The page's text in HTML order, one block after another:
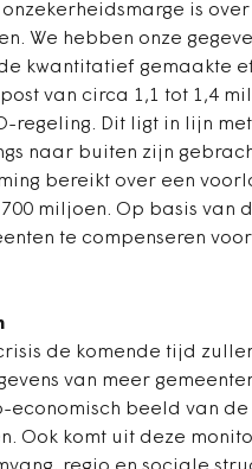
is
We hebben onze
kwantitatief gemaakte
van circa 1,1 tot 1,4
regeling. Dit ligt in lijn
naar buiten zijn
bereikt over een
miljoen. Op basis van
te compenseren
de komende tijd
van meer
economisch beeld van
Ook komt uit deze